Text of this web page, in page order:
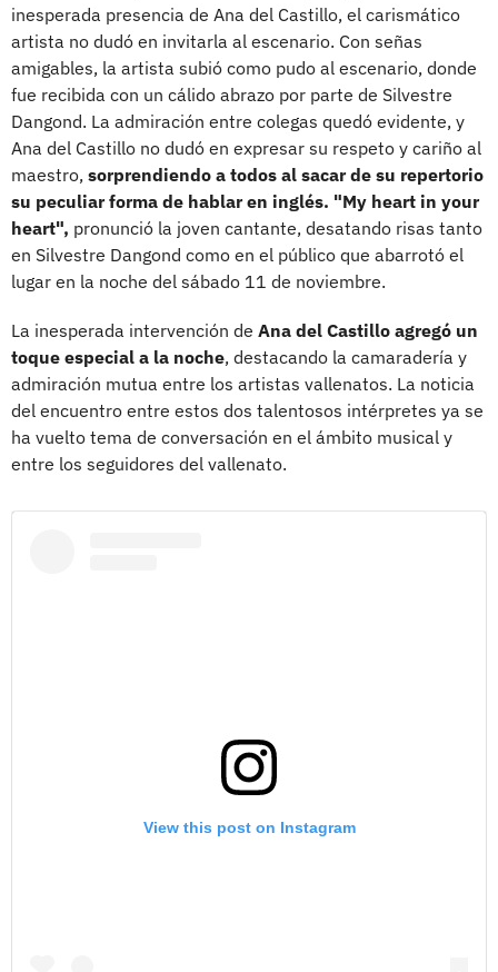
inesperada presencia de Ana del Castillo, el carismático
artista no dudó en invitarla al escenario. Con señas
amigables, la artista subió como pudo al escenario, donde
fue recibida con un cálido abrazo por parte de Silvestre
Dangond. La admiración entre colegas quedó evidente, y
Ana del Castillo no dudó en expresar su respeto y cariño al
maestro, sorprendiendo a todos al sacar de su repertorio
su peculiar forma de hablar en inglés. "My heart in your
heart", pronunció la joven cantante, desatando risas tanto
en Silvestre Dangond como en el público que abarrotó el
lugar en la noche del sábado 11 de noviembre.
La inesperada intervención de Ana del Castillo agregó un
toque especial a la noche, destacando la camaradería y
admiración mutua entre los artistas vallenatos. La noticia
del encuentro entre estos dos talentosos intérpretes ya se
ha vuelto tema de conversación en el ámbito musical y
entre los seguidores del vallenato.
View this post on Instagram